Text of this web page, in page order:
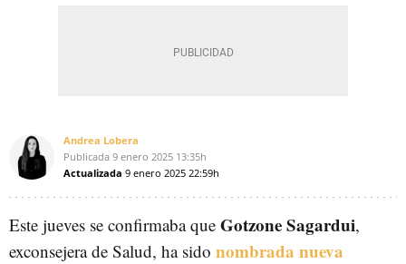
Andrea Lobera
Publicada 9 enero 2025 13:35h
Actualizada 9 enero 2025 22:59h
Este jueves se confirmaba que Gotzone Sagardui,
exconsejera de Salud, ha sido nombrada nueva